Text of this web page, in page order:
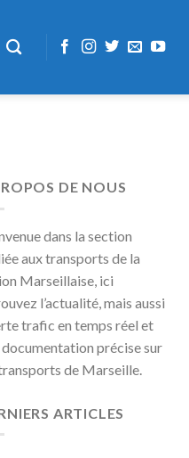
DE NOUS
dans la section
aux transports de la
Marseillaise, ici
l’actualité, mais aussi
trafic en temps réel et
documentation précise sur
de Marseille.
ARTICLES